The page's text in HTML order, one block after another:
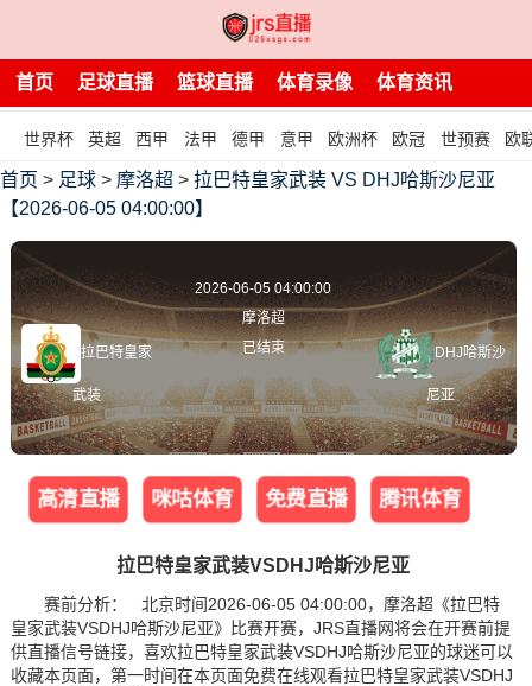
首页 足球直播 篮球直播 体育录像 体育资讯
世界杯 英超 西甲 法甲 德甲 意甲 欧洲杯 欧冠 世预赛 欧
首页 > 足球 > 摩洛超 > 拉巴特皇家武装 VS DHJ哈斯沙尼亚
【2026-06-05 04:00:00】
拉巴特皇家
武装
2026-06-05 04:00:00
摩洛超
已结束
DHJ哈斯沙
尼亚
高清直播 咪咕体育 免费直播 腾讯体育
拉巴特皇家武装VSDHJ哈斯沙尼亚
赛前分析： 北京时间2026-06-05 04:00:00，摩洛超《拉巴特
皇家武装VSDHJ哈斯沙尼亚》比赛开赛，JRS直播网将会在开赛前提
供直播信号链接，喜欢拉巴特皇家武装VSDHJ哈斯沙尼亚的球迷可以
收藏本页面，第一时间在本页面免费在线观看拉巴特皇家武装VSDHJ